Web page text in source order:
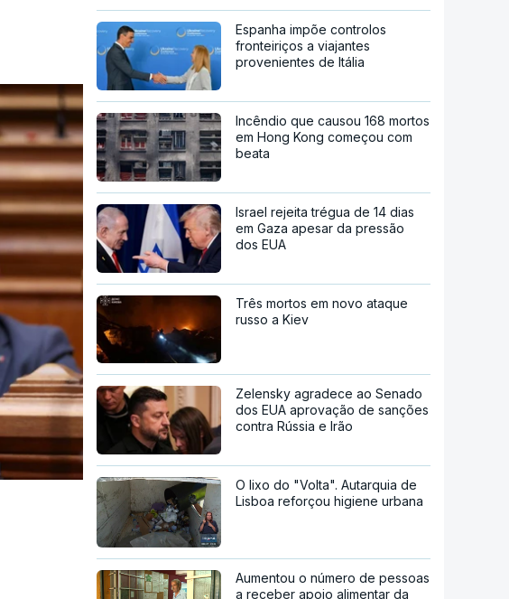
Espanha impõe controlos
fronteiriços a viajantes
provenientes de Itália
Incêndio que causou 168 mortos
em Hong Kong começou com
beata
Israel rejeita trégua de 14 dias
em Gaza apesar da pressão
dos EUA
Três mortos em novo ataque
russo a Kiev
Zelensky agradece ao Senado
dos EUA aprovação de sanções
contra Rússia e Irão
O lixo do "Volta". Autarquia de
Lisboa reforçou higiene urbana
Aumentou o número de pessoas
a receber apoio alimentar da